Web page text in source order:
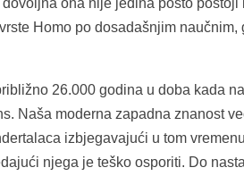
ona nije jedina pošto postoji
Homo po dosadašnjim naučnim,
26.000 godina u doba kada
Naša moderna zapadna znanost
izbjegavajući u tom
njega je teško osporiti. Do